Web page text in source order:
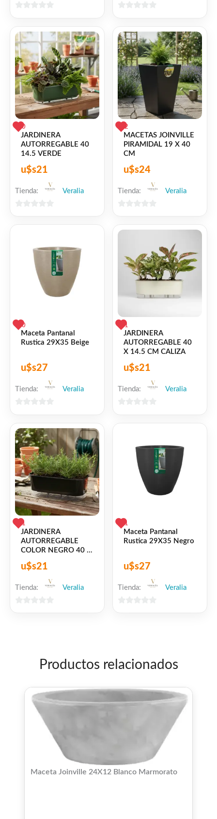
Share Facebook
WhatsApp
Gmail
Email
Copy
Link
Twitter
Share
❤ME GUSTA2
👍 2 personas recomiendan este producto
5
5
0
JARDINERA
AUTORREGABLE 40
14.5 VERDE
u$s21
Tienda: Veralia
2
MACETAS JOINVILLE
PIRAMIDAL 19 X 40
CM
u$s24
Tienda: Veralia
5
0
Maceta Pantanal
Rustica 29X35 Beige
u$s27
Tienda: Veralia
5
1
JARDINERA
AUTORREGABLE 40
X 14.5 CM CALIZA
u$s21
Tienda: Veralia
1
JARDINERA
AUTORREGABLE
COLOR NEGRO 40 X
u$s21
Tienda: Veralia
1
Maceta Pantanal
Rustica 29X35 Negro
u$s27
Tienda: Veralia
Productos relacionados
Maceta Joinville 24X12 Blanco Marmorato